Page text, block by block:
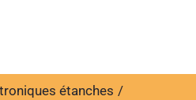
étanches